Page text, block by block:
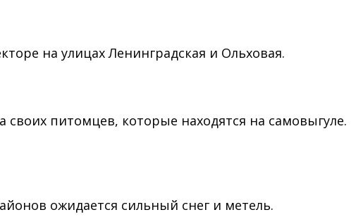
на улицах Ленинградская и Ольховая.
питомцев, которые находятся на самовыгуле.
ожидается сильный снег и метель.